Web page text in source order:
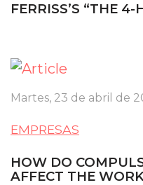
FERRISS’S “THE
Martes, 23 de abril de
EMPRESAS
HOW DO
AFFECT THE